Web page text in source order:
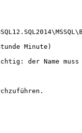
Minute)
der Name